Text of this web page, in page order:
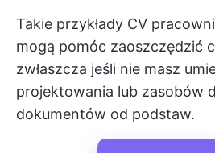
Takie przykłady CV
mogą pomóc zaoszczędzić
zwłaszcza jeśli nie masz
projektowania lub zasobów
dokumentów od podstaw.